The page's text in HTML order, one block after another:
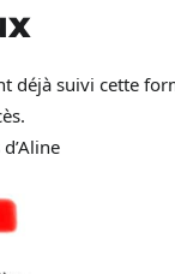
déjà suivi cette
d’Aline